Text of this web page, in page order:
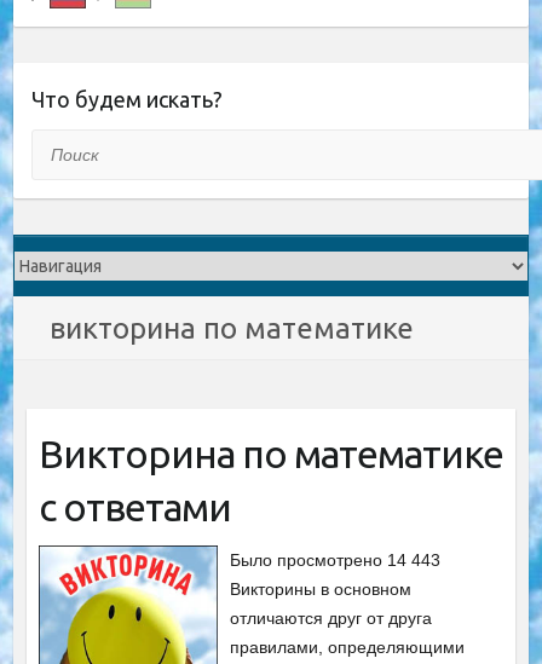
Что будем искать?
викторина по математике
Викторина по математике
с ответами
Было просмотрено 14 443
Викторины в основном
отличаются друг от друга
правилами, определяющими